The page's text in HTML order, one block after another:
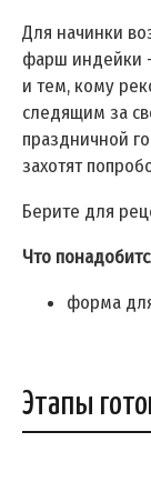
Для начинки
фарш индейки
и тем, кому
следящим за
праздничной
захотят
Берите для
Что
форма
Этапы